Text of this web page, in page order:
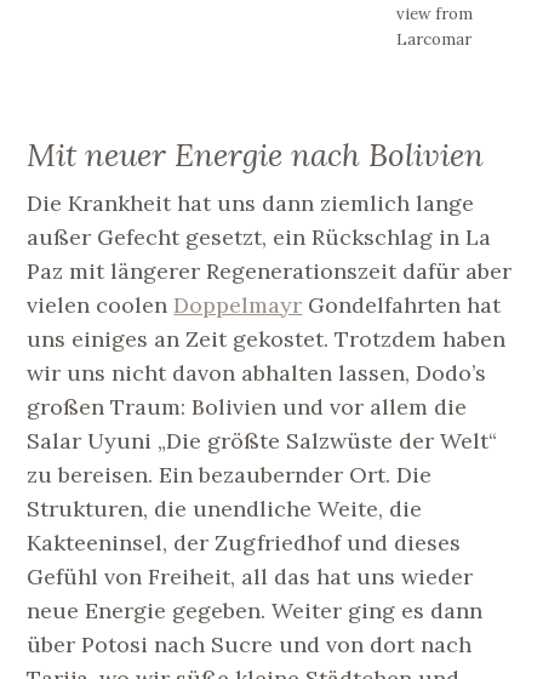
view from
Larcomar
Mit neuer Energie nach Bolivien
Die Krankheit hat uns dann ziemlich lange
außer Gefecht gesetzt, ein Rückschlag in La
Paz mit längerer Regenerationszeit dafür aber
vielen coolen Doppelmayr Gondelfahrten hat
uns einiges an Zeit gekostet. Trotzdem haben
wir uns nicht davon abhalten lassen, Dodo’s
großen Traum: Bolivien und vor allem die
Salar Uyuni „Die größte Salzwüste der Welt“
zu bereisen. Ein bezaubernder Ort. Die
Strukturen, die unendliche Weite, die
Kakteeninsel, der Zugfriedhof und dieses
Gefühl von Freiheit, all das hat uns wieder
neue Energie gegeben. Weiter ging es dann
über Potosi nach Sucre und von dort nach